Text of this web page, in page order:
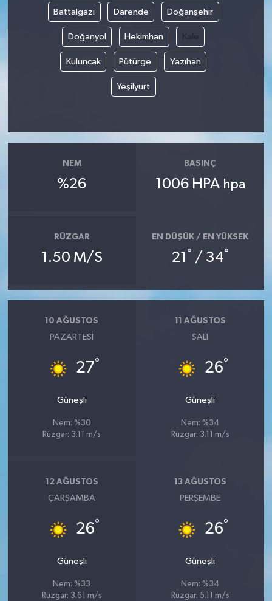
Battalgazi Darende Doğanşehir
Doğanyol Hekimhan Kale
Kuluncak Pütürge Yazıhan
Yeşilyurt
NEM
%26
BASINÇ
1006 HPA hpa
RÜZGAR
1.50 M/S
EN DÜŞÜK / EN YÜKSEK
21 ° / 34°
10 AĞUSTOS
PAZARTESI
27°
Güneşli
Nem: %30
Rüzgar: 3.11 m/s
11 AĞUSTOS
SALI
26°
Güneşli
Nem: %34
Rüzgar: 3.11 m/s
12 AĞUSTOS
ÇARŞAMBA
26°
Güneşli
Nem: %33
Rüzgar: 3.61 m/s
13 AĞUSTOS
PERŞEMBE
26°
Güneşli
Nem: %34
Rüzgar: 5.11 m/s